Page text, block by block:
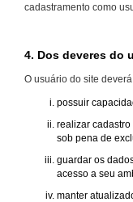
cadastramento como
4. Dos deveres do
O usuário do site deverá
possuir
realizar cadastro
sob pena de
guardar os
acesso a seu
manter